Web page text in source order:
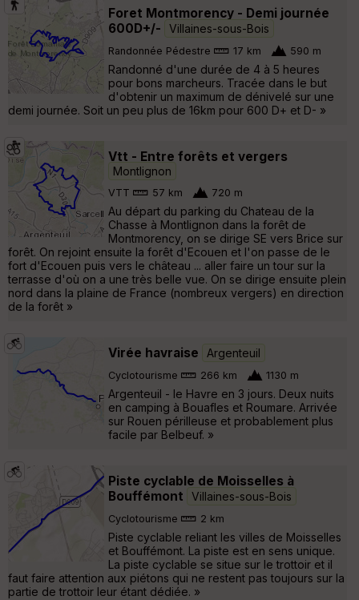
Foret Montmorency - Demi journée
600D+/-
Villaines-sous-Bois
Randonnée Pédestre 17 km 590 m
Randonné d'une durée de 4 à 5 heures
pour bons marcheurs. Tracée dans le but
d'obtenir un maximum de dénivelé sur une
demi journée. Soit un peu plus de 16km pour 600 D+ et D- »
Vtt - Entre forêts et vergers
Montlignon
VTT 57 km 720 m
Au départ du parking du Chateau de la
Chasse à Montlignon dans la forêt de
Montmorency, on se dirige SE vers Brice sur
forêt. On rejoint ensuite la forêt d'Ecouen et l'on passe de le
fort d'Ecouen puis vers le château ... aller faire un tour sur la
terrasse d'où on a une très belle vue. On se dirige ensuite plein
nord dans la plaine de France (nombreux vergers) en direction
de la forêt »
Virée havraise Argenteuil
Cyclotourisme 266 km 1130 m
Argenteuil - le Havre en 3 jours. Deux nuits
en camping à Bouafles et Roumare. Arrivée
sur Rouen périlleuse et probablement plus
facile par Belbeuf. »
Piste cyclable de Moisselles à
Bouffémont
Villaines-sous-Bois
Cyclotourisme 2 km
Piste cyclable reliant les villes de Moisselles
et Bouffémont. La piste est en sens unique.
La piste cyclable se situe sur le trottoir et il
faut faire attention aux piétons qui ne restent pas toujours sur la
partie de trottoir leur étant dédiée. »